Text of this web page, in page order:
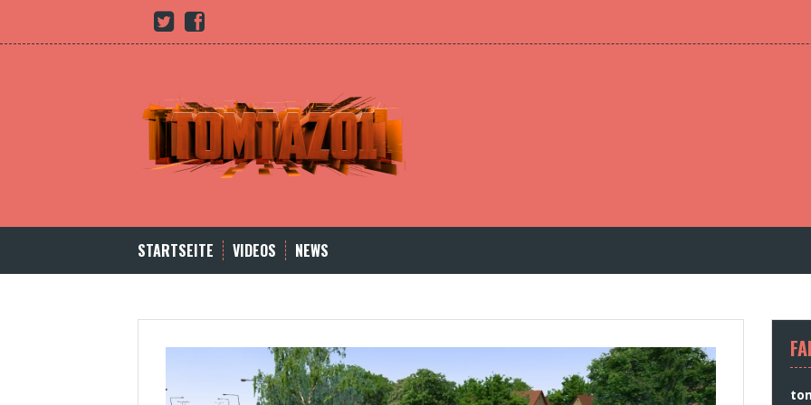
content
Youtube
twitterFacebook
STARTSEITE VIDEOS NEWS